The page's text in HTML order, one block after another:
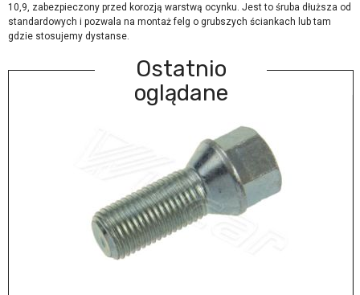
10,9, zabezpieczony przed korozją warstwą ocynku. Jest to śruba dłuższa od
standardowych i pozwala na montaż felg o grubszych ściankach lub tam
gdzie stosujemy dystanse.
Ostatnio
oglądane